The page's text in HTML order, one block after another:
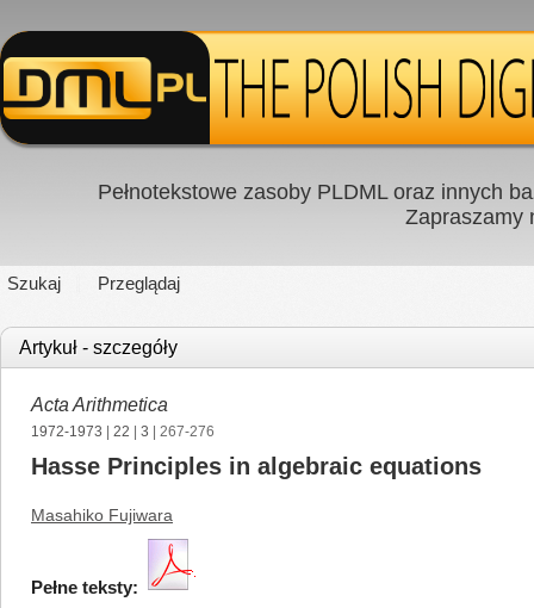
Pełnotekstowe zasoby PLDML oraz innych
Zapraszamy
Szukaj Przeglądaj
Artykuł - szczegóły
Acta Arithmetica
1972-1973 22 3 | 267-276
Hasse Principles in algebraic equations
Masahiko Fujiwara
Pełne teksty: